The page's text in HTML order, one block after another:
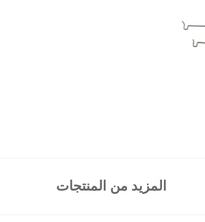
المزيد من المنتجات